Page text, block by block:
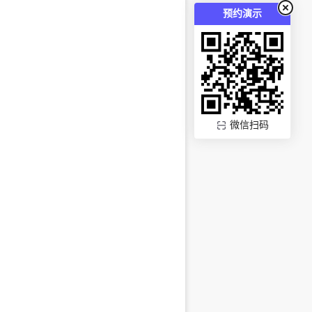
预约演示
微信扫码